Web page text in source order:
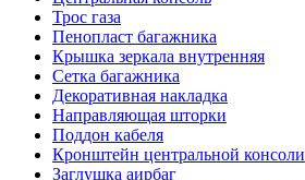
Трос газа
Пенопласт багажника
Крышка зеркала внутренняя
Сетка багажника
Декоративная накладка
Направляющая шторки
Поддон кабеля
Кронштейн центральной консоли
Заглушка аирбаг